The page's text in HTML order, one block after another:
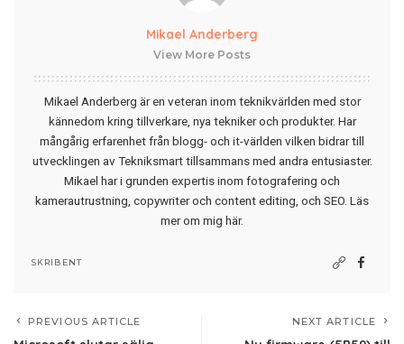
Mikael Anderberg
View More Posts
Mikael Anderberg är en veteran inom teknikvärlden med stor
kännedom kring tillverkare, nya tekniker och produkter. Har
mångårig erfarenhet från blogg- och it-världen vilken bidrar till
utvecklingen av Tekniksmart tillsammans med andra entusiaster.
Mikael har i grunden expertis inom fotografering och
kamerautrustning, copywriter och content editing, och SEO. Läs
mer om mig här.
SKRIBENT
PREVIOUS ARTICLE NEXT ARTICLE